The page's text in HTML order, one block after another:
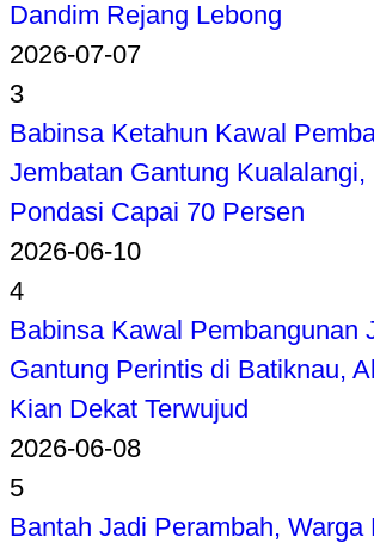
Dandim Rejang Lebong
2026-07-07
3
Babinsa Ketahun Kawal
Jembatan Gantung Kualalangi,
Pondasi Capai 70 Persen
2026-06-10
4
Babinsa Kawal Pembangunan
Gantung Perintis di Batiknau,
Kian Dekat Terwujud
2026-06-08
5
Bantah Jadi Perambah, Warga